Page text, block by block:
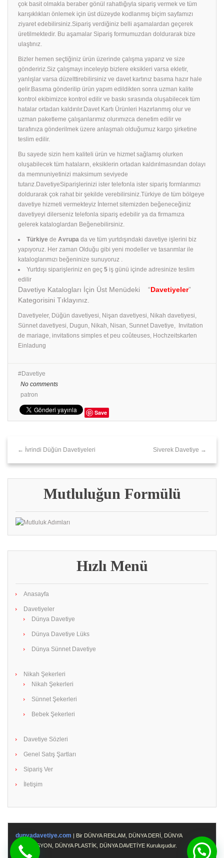
çok basit olmakla beraber gönül rahatlığıyla sipariş vermek ve tüm
karışıklıkları önlemek için üst düzeyde kodlanmış biçim sayfamızı
ziyaret edebilirsiniz.Sipariş verdiğiniz belli aşamalardan geçerek
üretilmektedir. Bu aşamalar Sipariş formumuzdan doldurarak bize
ulaştınız.
Bizler hemen seçtiğiniz ürün üzerinde çalışma yaparız ve size
göndeririz.Siz çalışmayı inceleyip bizlere eksikleri varsa ekletir,
yanlışlar varsa düzelttirebilirsiniz ve davet kartınız basıma hazır hale
gelir.Basıma gönderilip ürün yapım edildikten sonra uzman kalite
kontrol ekibimizce kontrol edilir ve baskı sırasında oluşabilecek tüm
hatalar ortadan kaldırılır.Davet Kartı Ürünleri Hazırlanmış olur ve
uzman paketleme çalışanlarımız olurımızca denetim edilir ve
tarafınıza gönderilmek üzere anlaşmalı olduğumuz kargo şirketine
teslim edilir.
Bu sayede sizin hem kaliteli ürün ve hizmet sağlamış olurken
oluşabilecek tüm hataların, eksiklerin ortadan kaldırılmasından dolayı
da memnuniyetinizi maksimum seviyede
tutarız.DavetiyeSiparişlerinizi ister telefonla ister sipariş formlarımızı
doldurarak çok rahat bir şekilde verebilirsiniz.Türkiye de tüm bölgeye
davetiye hizmeti vermekteyiz İnternet sitemizden beğeneceğiniz
davetiyeyi dilerseniz telefonla sipariş edebilir ya da firmamıza
gelerek kataloglardan Beğenebilirsiniz.
Türkiye de Avrupa da ve tüm yurtdışındaki davetiye işlerini biz
yapıyoruz. Her zaman Olduğu gibi yeni modeller ve tasarımlar ile
kataloglarımızı beğeninize sunuyoruz .
Yurtdışı siparişleriniz en geç 5 iş günü içinde adresinize teslim
edilir
Davetiye Katalogları İçin Üst Menüdeki “Davetiyeler”
Kategorisini Tıklayınız.
Davetiyeler, Düğün davetiyesi, Nişan davetiyesi, Nikah davetiyesi,
Sünnet davetiyesi, Dugun, Nikah, Nisan, Sunnet Davetiye, Invitation
de mariage, invitations simples et peu coûteuses, Hochzeitskarten
Einladung
Davetiye
No comments
patron
Save
← İvrindi Düğün Davetiyeleri Siverek‎ Davetiye →
Mutluluğun Formülü
Hızlı Menü
Anasayfa
Davetiyeler
Dünya Davetiye
Dünya Davetiye Lüks
Dünya Sünnet Davetiye
Nikah Şekerleri
Nikah Şekerleri
Sünnet Şekerleri
Bebek Şekerleri
Davetiye Sözleri
Genel Satış Şartları
Sipariş Ver
İletişim
dunyadavetiye.com | Bir DÜNYA REKLAM, DÜNYA DERİ, DÜNYA
PROMOSYON, DÜNYA PLASTİK, DÜNYA DAVETİYE Kuruluşudur.